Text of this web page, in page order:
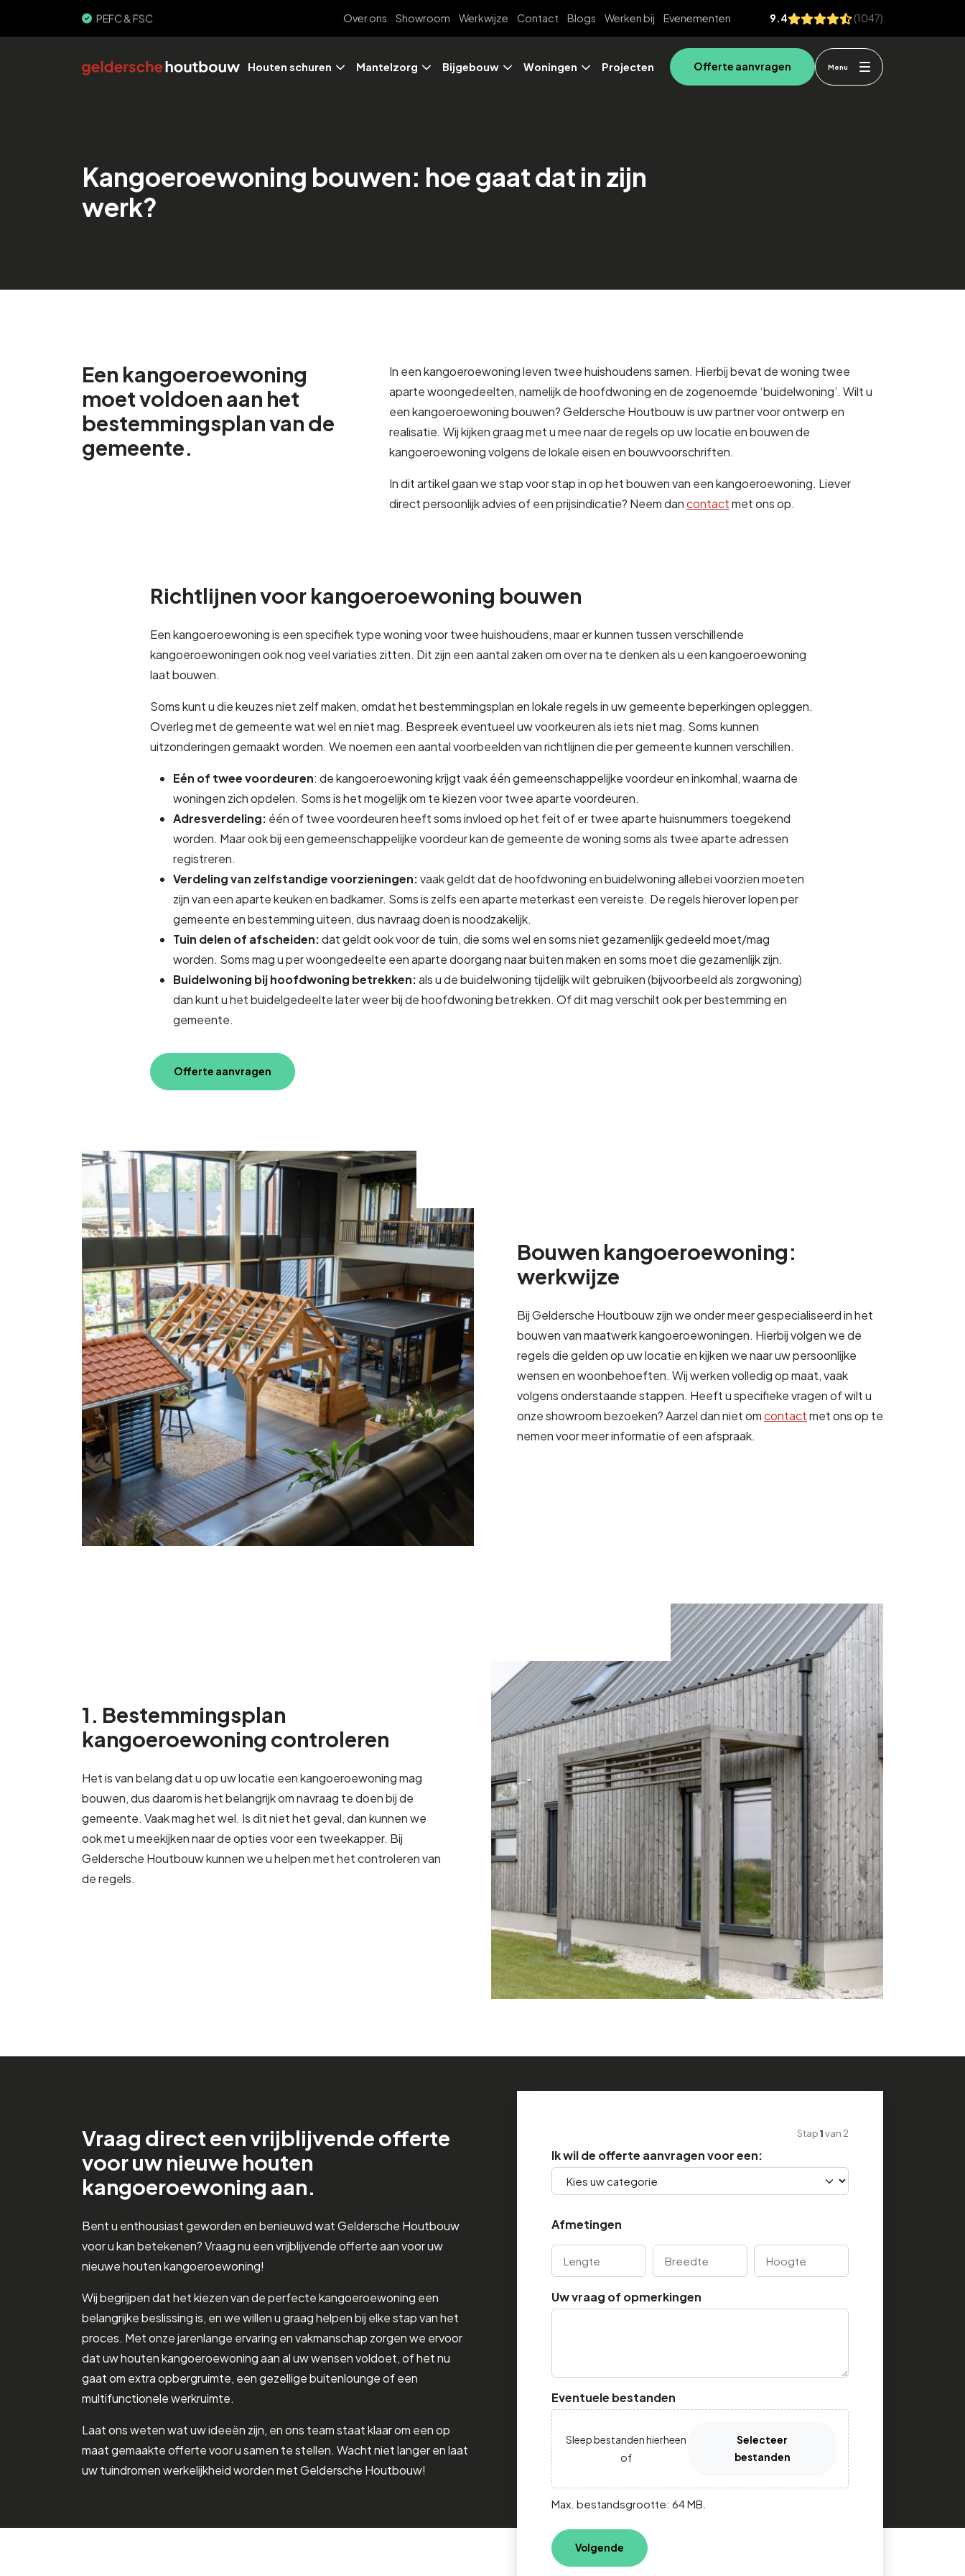
3000+ gebouwen
PEFC & FSC Over ons Showroom Werkwijze Contact Blogs Werken bij Evenementen 9.4 (1047)
Houten schuren Mantelzorg Bijgebouw Woningen Projecten Menu
Offerte aanvragen
Kangoeroewoning bouwen: hoe gaat dat in zijn
werk?
Een kangoeroewoning
moet voldoen aan het
bestemmingsplan van de
gemeente.
In een kangoeroewoning leven twee huishoudens samen. Hierbij bevat de woning twee
aparte woongedeelten, namelijk de hoofdwoning en de zogenoemde ‘buidelwoning’. Wilt u
een kangoeroewoning bouwen? Geldersche Houtbouw is uw partner voor ontwerp en
realisatie. Wij kijken graag met u mee naar de regels op uw locatie en bouwen de
kangoeroewoning volgens de lokale eisen en bouwvoorschriften.
In dit artikel gaan we stap voor stap in op het bouwen van een kangoeroewoning. Liever
direct persoonlijk advies of een prijsindicatie? Neem dancontactmet ons op.
Richtlijnen voor kangoeroewoning bouwen
Een kangoeroewoning is een specifiek type woning voor twee huishoudens, maar er kunnen tussen verschillende
kangoeroewoningen ook nog veel variaties zitten. Dit zijn een aantal zaken om over na te denken als u een kangoeroewoning
laat bouwen.
Soms kunt u die keuzes niet zelf maken, omdat het bestemmingsplan en lokale regels in uw gemeente beperkingen opleggen.
Overleg met de gemeente wat wel en niet mag. Bespreek eventueel uw voorkeuren als iets niet mag. Soms kunnen
uitzonderingen gemaakt worden. We noemen een aantal voorbeelden van richtlijnen die per gemeente kunnen verschillen.
Eén of twee voordeuren: de kangoeroewoning krijgt vaak één gemeenschappelijke voordeur en inkomhal, waarna de
woningen zich opdelen. Soms is het mogelijk om te kiezen voor twee aparte voordeuren.
Adresverdeling: één of twee voordeuren heeft soms invloed op het feit of er twee aparte huisnummers toegekend
worden. Maar ook bij een gemeenschappelijke voordeur kan de gemeente de woning soms als twee aparte adressen
registreren.
Verdeling van zelfstandige voorzieningen:vaak geldt dat de hoofdwoning en buidelwoning allebei voorzien moeten
zijn van een aparte keuken en badkamer. Soms is zelfs een aparte meterkast een vereiste. De regels hierover lopen per
gemeente en bestemming uiteen, dus navraag doen is noodzakelijk.
Tuin delen of afscheiden:dat geldt ook voor de tuin, die soms wel en soms niet gezamenlijk gedeeld moet/mag
worden. Soms mag u per woongedeelte een aparte doorgang naar buiten maken en soms moet die gezamenlijk zijn.
Buidelwoning bij hoofdwoning betrekken:als u de buidelwoning tijdelijk wilt gebruiken (bijvoorbeeld als zorgwoning)
dan kunt u het buidelgedeelte later weer bij de hoofdwoning betrekken. Of dit mag verschilt ook per bestemming en
gemeente.
Offerte aanvragen
Bouwen kangoeroewoning:
werkwijze
Bij Geldersche Houtbouw zijn we onder meer gespecialiseerd in het
bouwen van maatwerk kangoeroewoningen. Hierbij volgen we de
regels die gelden op uw locatie en kijken we naar uw persoonlijke
wensen en woonbehoeften. Wij werken volledig op maat, vaak
volgens onderstaande stappen. Heeft u specifieke vragen of wilt u
onze showroom bezoeken? Aarzel dan niet omcontactmet ons op te
nemen voor meer informatie of een afspraak.
1. Bestemmingsplan
kangoeroewoning controleren
Het is van belang dat u op uw locatie een kangoeroewoning mag
bouwen, dus daarom is het belangrijk om navraag te doen bij de
gemeente. Vaak mag het wel. Is dit niet het geval, dan kunnen we
ook met u meekijken naar de opties voor een tweekapper. Bij
Geldersche Houtbouw kunnen we u helpen met het controleren van
de regels.
Vraag direct een vrijblijvende offerte
voor uw nieuwe houten
kangoeroewoning aan.
Bent u enthousiast geworden en benieuwd wat Geldersche Houtbouw
voor u kan betekenen? Vraag nu een vrijblijvende offerte aan voor uw
nieuwe houten kangoeroewoning!
Wij begrijpen dat het kiezen van de perfecte kangoeroewoning een
belangrijke beslissing is, en we willen u graag helpen bij elke stap van het
proces. Met onze jarenlange ervaring en vakmanschap zorgen we ervoor
dat uw houten kangoeroewoning aan al uw wensen voldoet, of het nu
gaat om extra opbergruimte, een gezellige buitenlounge of een
multifunctionele werkruimte.
Laat ons weten wat uw ideeën zijn, en ons team staat klaar om een op
maat gemaakte offerte voor u samen te stellen. Wacht niet langer en laat
uw tuindromen werkelijkheid worden met Geldersche Houtbouw!
Stap1van 2
Ik wil de offerte aanvragen voor een:
Afmetingen
Lengte
Breedte Hoogte
Uw vraag of opmerkingen
Eventuele bestanden
Sleep bestanden hierheen
of
Selecteer
bestanden
Max. bestandsgrootte: 64 MB.